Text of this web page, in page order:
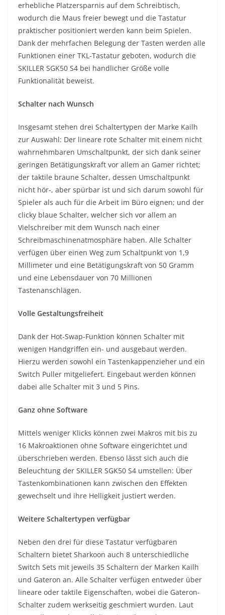
erhebliche Platzersparnis auf dem Schreibtisch,
wodurch die Maus freier bewegt und die Tastatur
praktischer positioniert werden kann beim Spielen.
Dank der mehrfachen Belegung der Tasten werden alle
Funktionen einer TKL-Tastatur geboten, wodurch die
SKILLER SGK50 S4 bei handlicher Größe volle
Funktionalität beweist.
Schalter nach Wunsch
Insgesamt stehen drei Schaltertypen der Marke Kailh
zur Auswahl: Der lineare rote Schalter mit einem nicht
wahrnehmbaren Umschaltpunkt, der sich dank seiner
geringen Betätigungskraft vor allem an Gamer richtet;
der taktile braune Schalter, dessen Umschaltpunkt
nicht hör-, aber spürbar ist und sich darum sowohl für
Spieler als auch für die Arbeit im Büro eignen; und der
clicky blaue Schalter, welcher sich vor allem an
Vielschreiber mit dem Wunsch nach einer
Schreibmaschinenatmosphäre haben. Alle Schalter
verfügen über einen Weg zum Schaltpunkt von 1,9
Millimeter und eine Betätigungskraft von 50 Gramm
und eine Lebensdauer von 70 Millionen
Tastenanschlägen.
Volle Gestaltungsfreiheit
Dank der Hot-Swap-Funktion können Schalter mit
wenigen Handgriffen ein- und ausgebaut werden.
Hierzu werden sowohl ein Tastenkappenzieher und ein
Switch Puller mitgeliefert. Eingebaut werden können
dabei alle Schalter mit 3 und 5 Pins.
Ganz ohne Software
Mittels weniger Klicks können zwei Makros mit bis zu
16 Makroaktionen ohne Software eingerichtet und
überschrieben werden. Ebenso lässt sich auch die
Beleuchtung der SKILLER SGK50 S4 umstellen: Über
Tastenkombinationen kann zwischen den Effekten
gewechselt und ihre Helligkeit justiert werden.
Weitere Schaltertypen verfügbar
Neben den drei für diese Tastatur verfügbaren
Schaltern bietet Sharkoon auch 8 unterschiedliche
Switch Sets mit jeweils 35 Schaltern der Marken Kailh
und Gateron an. Alle Schalter verfügen entweder über
lineare oder taktile Eigenschaften, wobei die Gateron-
Schalter zudem werkseitig geschmiert wurden. Laut